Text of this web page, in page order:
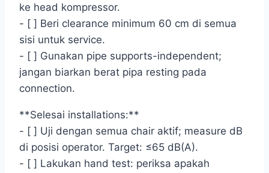
ke head kompressor.
- [ ] Beri clearance minimum 60 cm di semua
sisi untuk service.
- [ ] Gunakan pipe supports-independent;
jangan biarkan berat pipa resting pada
connection.
**Selesai installations:**
- [ ] Uji dengan semua chair aktif; measure dB
di posisi operator. Target: ≤65 dB(A).
- [ ] Lakukan hand test: periksa apakah